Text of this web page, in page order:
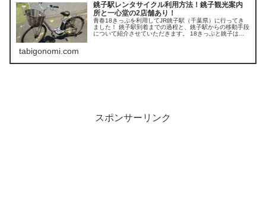
銚子駅レンタサイクル利用方法！銚子観光案内
所と一心堂の2店舗あり！
青春18きっぷを利用してJR銚子駅（千葉県）に行ってき
ました！ 銚子駅到着までの過程と、銚子駅からの移動手段
について紹介させていただきます。 18きっぷと銚子は相
tabigonomi.com
スポンサーリンク